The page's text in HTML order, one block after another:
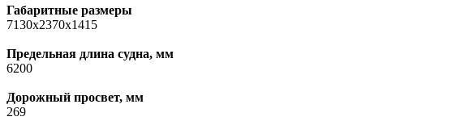
Габаритные размеры
7130x2370x1415
Предельная длина судна, мм
6200
Дорожный просвет, мм
269